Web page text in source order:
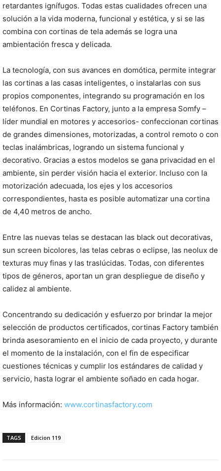
retardantes ignífugos. Todas estas cualidades ofrecen una
solución a la vida moderna, funcional y estética, y si se las
combina con cortinas de tela además se logra una
ambientación fresca y delicada.
La tecnología, con sus avances en domótica, permite integrar
las cortinas a las casas inteligentes, o instalarlas con sus
propios componentes, integrando su programación en los
teléfonos. En Cortinas Factory, junto a la empresa Somfy –
líder mundial en motores y accesorios- confeccionan cortinas
de grandes dimensiones, motorizadas, a control remoto o con
teclas inalámbricas, logrando un sistema funcional y
decorativo. Gracias a estos modelos se gana privacidad en el
ambiente, sin perder visión hacia el exterior. Incluso con la
motorización adecuada, los ejes y los accesorios
correspondientes, hasta es posible automatizar una cortina
de 4,40 metros de ancho.
Entre las nuevas telas se destacan las black out decorativas,
sun screen bicolores, las telas cebras o eclipse, las neolux de
texturas muy finas y las traslúcidas. Todas, con diferentes
tipos de géneros, aportan un gran despliegue de diseño y
calidez al ambiente.
Concentrando su dedicación y esfuerzo por brindar la mejor
selección de productos certificados, cortinas Factory también
brinda asesoramiento en el inicio de cada proyecto, y durante
el momento de la instalación, con el fin de especificar
cuestiones técnicas y cumplir los estándares de calidad y
servicio, hasta lograr el ambiente soñado en cada hogar.
Más información: www.cortinasfactory.com
TAGS Edicion 119